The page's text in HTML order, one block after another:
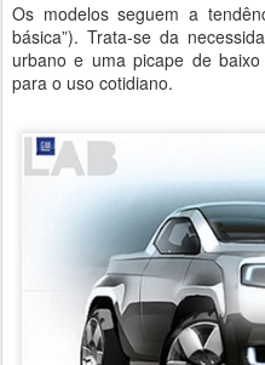
Os modelos seguem a
básica”). Trata-se da
urbano e uma picape de
para o uso cotidiano.